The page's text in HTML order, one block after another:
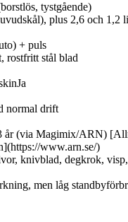
tystgående)
plus 2,6 och 1,2
+ puls
rostfritt stål blad
Ja
normal drift
år (via Magimix/ARN)
www.arn.se/)
knivblad, degkrok, visp,
men låg